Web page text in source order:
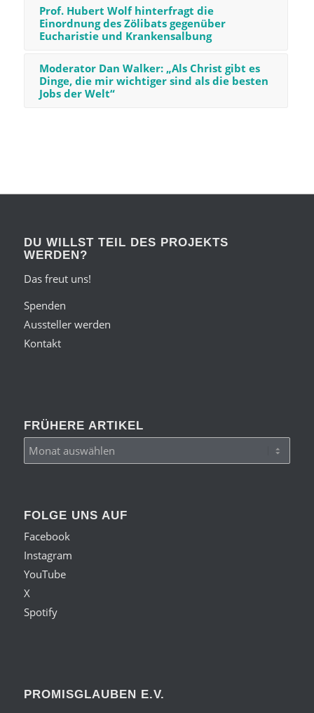
Prof. Hubert Wolf hinterfragt die
Einordnung des Zölibats gegenüber
Eucharistie und Krankensalbung
Moderator Dan Walker: „Als Christ gibt es
Dinge, die mir wichtiger sind als die besten
Jobs der Welt“
DU WILLST TEIL DES PROJEKTS
WERDEN?
Das freut uns!
Spenden
Aussteller werden
Kontakt
FRÜHERE ARTIKEL
FOLGE UNS AUF
Facebook
Instagram
YouTube
X
Spotify
PROMISGLAUBEN E.V.